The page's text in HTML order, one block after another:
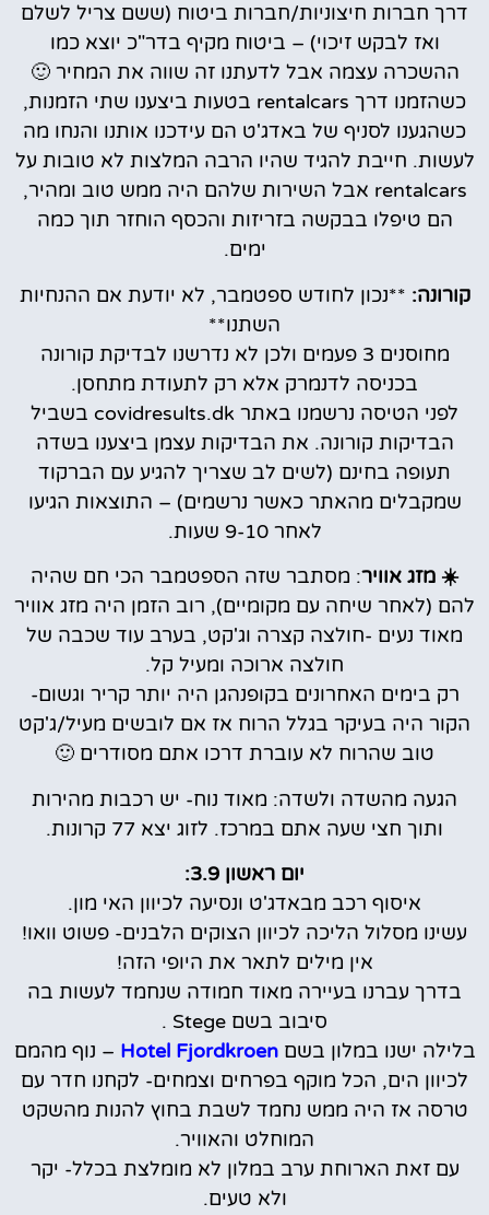
דרך חברות חיצוניות/חברות ביטוח (ששם צריל לשלם
ואז לבקש זיכוי) – ביטוח מקיף בדר"כ יוצא כמו
ההשכרה עצמה אבל לדעתנו זה שווה את המחיר 🙂
כשהזמנו דרך rentalcars בטעות ביצענו שתי הזמנות,
כשהגענו לסניף של באדג'ט הם עידכנו אותנו והנחו מה
לעשות. חייבת להגיד שהיו הרבה המלצות לא טובות על
rentalcars אבל השירות שלהם היה ממש טוב ומהיר,
הם טיפלו בבקשה בזריזות והכסף הוחזר תוך כמה
ימים.
קורונה: **נכון לחודש ספטמבר, לא יודעת אם ההנחיות
השתנו**
מחוסנים 3 פעמים ולכן לא נדרשנו לבדיקת קורונה
בכניסה לדנמרק אלא רק לתעודת מתחסן.
לפני הטיסה נרשמנו באתר covidresults.dk בשביל
הבדיקות קורונה. את הבדיקות עצמן ביצענו בשדה
תעופה בחינם (לשים לב שצריך להגיע עם הברקוד
שמקבלים מהאתר כאשר נרשמים) – התוצאות הגיעו
לאחר 9-10 שעות.
☀️ מזג אוויר: מסתבר שזה הספטמבר הכי חם שהיה
להם (לאחר שיחה עם מקומיים), רוב הזמן היה מזג אוויר
מאוד נעים -חולצה קצרה וג'קט, בערב עוד שכבה של
חולצה ארוכה ומעיל קל.
רק בימים האחרונים בקופנהגן היה יותר קריר וגשום-
הקור היה בעיקר בגלל הרוח אז אם לובשים מעיל/ג'קט
טוב שהרוח לא עוברת דרכו אתם מסודרים 🙂
הגעה מהשדה ולשדה: מאוד נוח- יש רכבות מהירות
ותוך חצי שעה אתם במרכז. לזוג יצא 77 קרונות.
יום ראשון 3.9:
איסוף רכב מבאדג'ט ונסיעה לכיוון האי מון.
עשינו מסלול הליכה לכיוון הצוקים הלבנים- פשוט וואו!
אין מילים לתאר את היופי הזה!
בדרך עברנו בעיירה מאוד חמודה שנחמד לעשות בה
סיבוב בשם Stege .
בלילה ישנו במלון בשםHotel Fjordkroen – נוף מהמם
לכיוון הים, הכל מוקף בפרחים וצמחים- לקחנו חדר עם
טרסה אז היה ממש נחמד לשבת בחוץ להנות מהשקט
המוחלט והאוויר.
עם זאת הארוחת ערב במלון לא מומלצת בכלל- יקר
ולא טעים.